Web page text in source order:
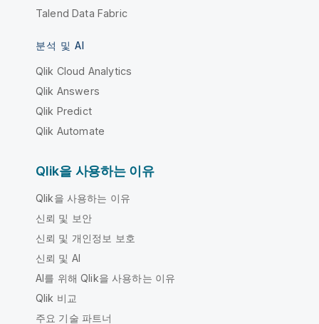
Talend Data Fabric
분석 및 AI
Qlik Cloud Analytics
Qlik Answers
Qlik Predict
Qlik Automate
Qlik을 사용하는 이유
Qlik을 사용하는 이유
신뢰 및 보안
신뢰 및 개인정보 보호
신뢰 및 AI
AI를 위해 Qlik을 사용하는 이유
Qlik 비교
주요 기술 파트너